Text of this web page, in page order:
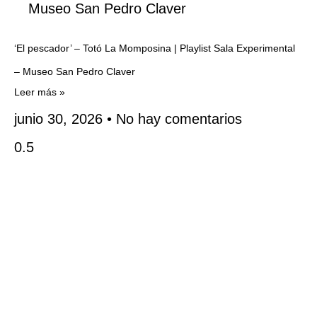
Museo San Pedro Claver
‘El pescador’ – Totó La Momposina | Playlist Sala Experimental
– Museo San Pedro Claver
Leer más »
junio 30, 2026 No hay comentarios